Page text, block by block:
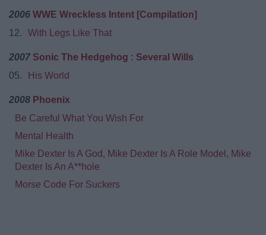
2006 WWE Wreckless Intent [Compilation]
12.
With Legs Like That
2007 Sonic The Hedgehog : Several Wills
05.
His World
2008 Phoenix
Be Careful What You Wish For
Mental Health
Mike Dexter Is A God, Mike Dexter Is A Role Model, Mike
Dexter Is An A**hole
Morse Code For Suckers